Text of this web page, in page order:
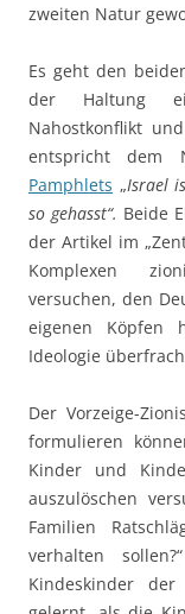
zweiten Natur
Es geht den
der Haltung
Nahostkonflikt
entspricht dem
Pamphlets „Israel
so gehasst“. Beide
der Artikel im
Komplexen
versuchen, den
eigenen Köpfen
Ideologie
Der Vorzeige-
formulieren
Kinder und
auszulöschen
Familien
verhalten
Kindeskinder